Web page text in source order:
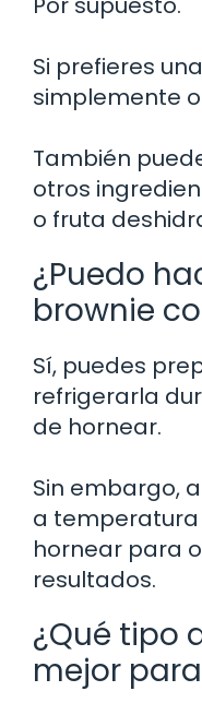
Si prefieres
simplemente
También
otros
o fruta
¿Puedo
brownie
Sí, puedes
refrigerarla
de hornear.
Sin embargo,
a
hornear para
resultados.
¿Qué tipo
mejor